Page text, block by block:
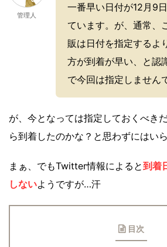
管理人
一番早い日付が12月9
ています。が、通常、
販は日付を指定するよ
方が到着が早い、と認
で今回は指定しません
が、今となっては指定しておくべき
ら到着したのかな？と思わずにはい
まぁ、でもTwitter情報によると到着
しないようですが…汗
目次